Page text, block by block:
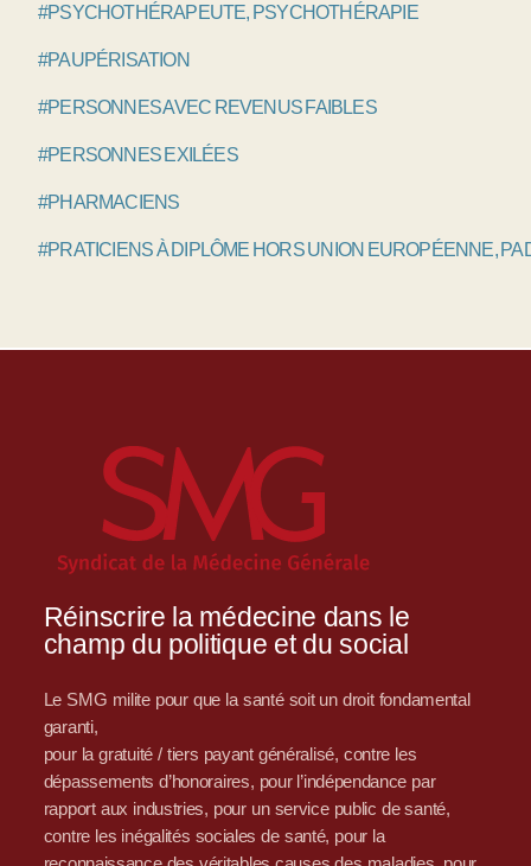
#PSYCHOTHÉRAPEUTE, PSYCHOTHÉRAPIE
#PAUPÉRISATION
#PERSONNES AVEC REVENUS FAIBLES
#PERSONNES EXILÉES
#PHARMACIENS
#PRATICIENS À DIPLÔME HORS UNION EUROPÉENNE,
Réinscrire la médecine dans le
champ du politique et du social
Le SMG milite pour que la santé soit un droit fondamental
garanti,
pour la gratuité / tiers payant généralisé, contre les
dépassements d’honoraires, pour l’indépendance par
rapport aux industries, pour un service public de santé,
contre les inégalités sociales de santé, pour la